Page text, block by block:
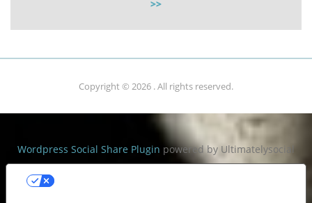
>>
Copyright © 2026 . All rights reserved.
Wordpress Social Share Plugin powered by Ultimatelysocial